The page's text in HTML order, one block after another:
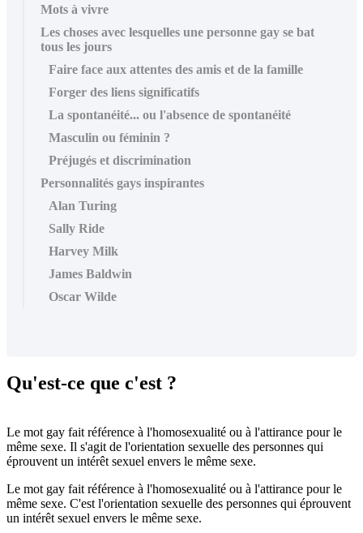
Mots à vivre
Les choses avec lesquelles une personne gay se bat
tous les jours
Faire face aux attentes des amis et de la famille
Forger des liens significatifs
La spontanéité... ou l'absence de spontanéité
Masculin ou féminin ?
Préjugés et discrimination
Personnalités gays inspirantes
Alan Turing
Sally Ride
Harvey Milk
James Baldwin
Oscar Wilde
Qu'est-ce que c'est ?
Le mot gay fait référence à l'homosexualité ou à l'attirance pour le
même sexe. Il s'agit de l'orientation sexuelle des personnes qui
éprouvent un intérêt sexuel envers le même sexe.
Le mot gay fait référence à l'homosexualité ou à l'attirance pour le
même sexe. C'est l'orientation sexuelle des personnes qui éprouvent
un intérêt sexuel envers le même sexe.